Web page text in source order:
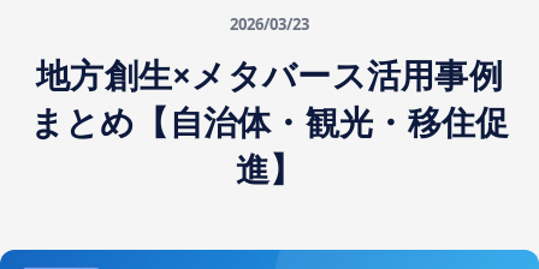
2026/03/23
地方創生×メタバース活用事例
まとめ【自治体・観光・移住促
進】